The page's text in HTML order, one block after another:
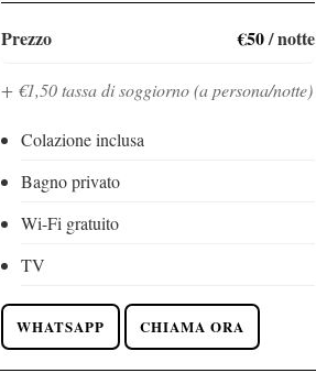
Prezzo €50/ notte
+ €1,50 tassa di soggiorno (a persona/notte)
Colazione inclusa
Bagno privato
Wi-Fi gratuito
TV
WHATSAPP CHIAMA ORA